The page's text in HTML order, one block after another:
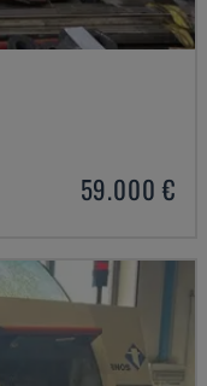
59.000 €